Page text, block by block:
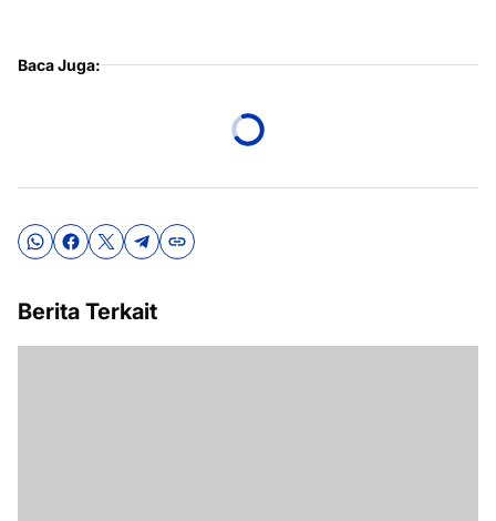
Baca Juga:
Berita Terkait